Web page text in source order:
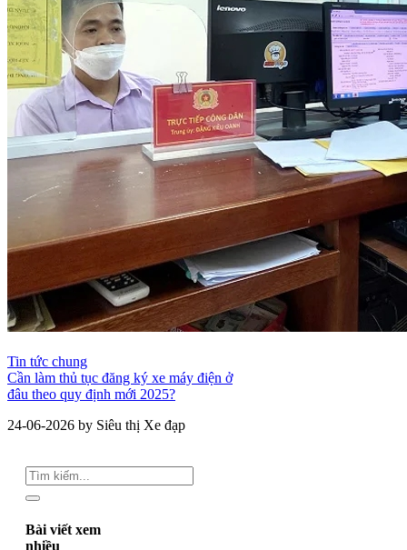
Tin tức chung
Cần làm thủ tục đăng ký xe máy điện ở
đâu theo quy định mới 2025?
24-06-2026 by Siêu thị Xe đạp
Bài viết xem
nhiều